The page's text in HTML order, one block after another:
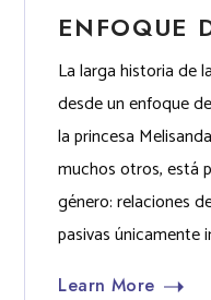
ENFOQUE
La larga historia de
desde un enfoque
la princesa
muchos otros, está
género: relaciones
pasivas únicamente
Learn More